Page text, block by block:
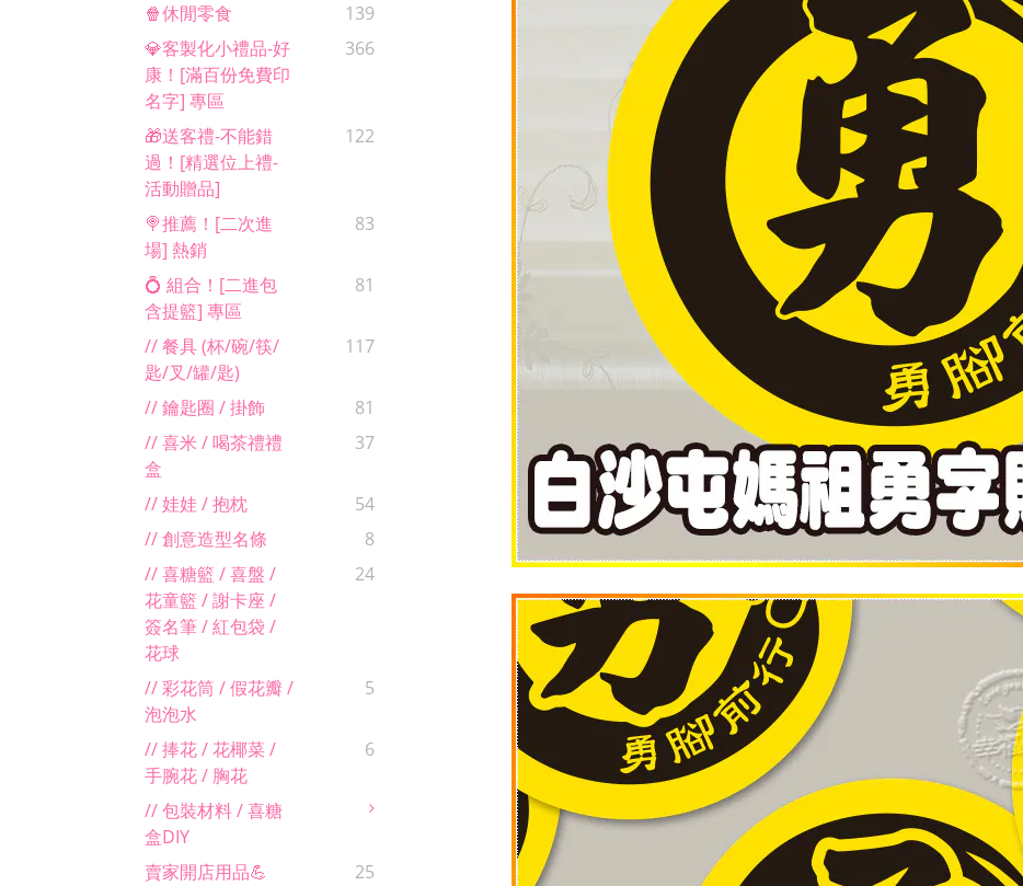
🍿休閒零食
139
💎客製化小禮品-好
康！[滿百份免費印
名字] 專區
366
🎁送客禮-不能錯
過！[精選位上禮-
活動贈品]
122
🍭推薦！[二次進
場] 熱銷
83
💍 組合！[二進包
含提籃] 專區
81
// 餐具 (杯/碗/筷/
匙/叉/罐/匙)
117
// 鑰匙圈 / 掛飾
81
// 喜米 / 喝茶禮禮
盒
37
// 娃娃 / 抱枕
54
// 創意造型名條
8
// 喜糖籃 / 喜盤 /
花童籃 / 謝卡座 /
簽名筆 / 紅包袋 /
花球
24
// 彩花筒 / 假花瓣 /
泡泡水
5
// 捧花 / 花椰菜 /
手腕花 / 胸花
6
// 包裝材料 / 喜糖
盒DIY
賣家開店用品💪
25